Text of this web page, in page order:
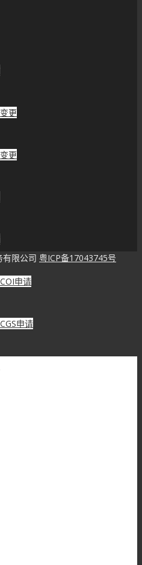
更
更
申请
申请
限公司 粤ICP备17043745号